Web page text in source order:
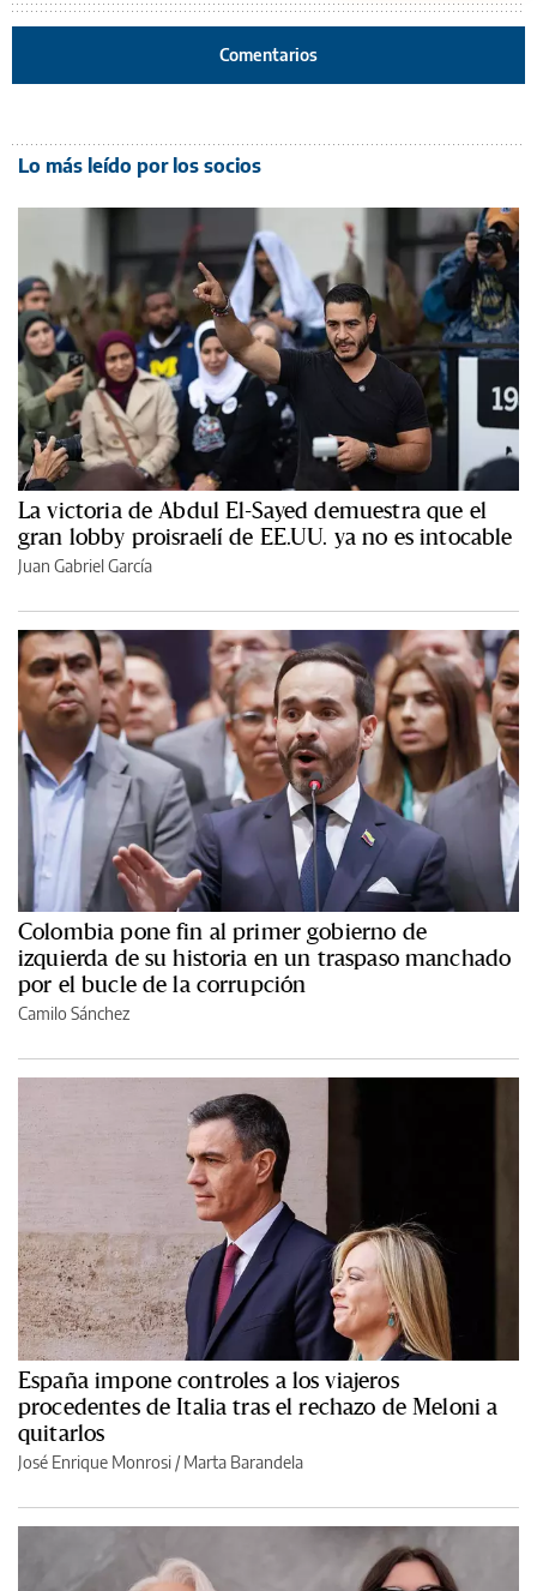
Comentarios
Lo más leído por los socios
La victoria de Abdul El-Sayed demuestra que el
gran lobby proisraelí de EE.UU. ya no es intocable
Juan Gabriel García
Colombia pone fin al primer gobierno de
izquierda de su historia en un traspaso manchado
por el bucle de la corrupción
Camilo Sánchez
España impone controles a los viajeros
procedentes de Italia tras el rechazo de Meloni a
quitarlos
José Enrique Monrosi / Marta Barandela